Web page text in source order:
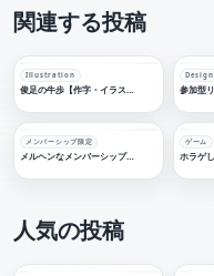
関連する投稿
Illustration
俊足の牛歩【作字・イラスト】
Design
メンバーシップ限定
メルヘンなメンバーシップ限定 ロゴ素材 【フリー素材・サムネ素材】
ゲーム
人気の投稿